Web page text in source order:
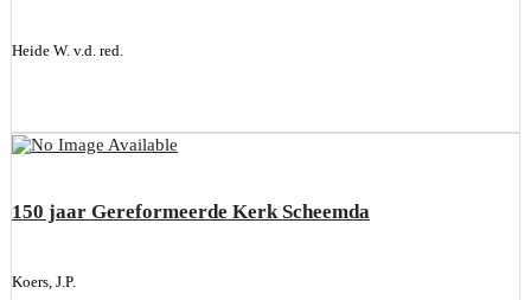
Heide W. v.d. red.
150 jaar Gereformeerde Kerk Scheemda
Koers, J.P.